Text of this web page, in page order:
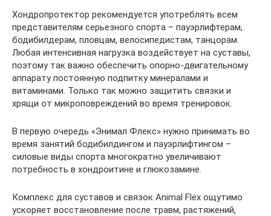
Хондропротектор рекомендуется употреблять всем
представителям серьезного спорта – пауэрлифтерам,
бодибилдерам, пловцам, велосипедистам, танцорам.
Любая интенсивная нагрузка воздействует на суставы,
поэтому так важно обеспечить опорно-двигательному
аппарату постоянную подпитку минералами и
витаминами. Только так можно защитить связки и
хрящи от микроповреждений во время тренировок.
В первую очередь «Энимал Флекс» нужно принимать во
время занятий бодибилдингом и пауэрлифтингом –
силовые виды спорта многократно увеличивают
потребность в хондроитине и глюкозамине.
Комплекс для суставов и связок Animal Flex ощутимо
ускоряет восстановление после травм, растяжений,